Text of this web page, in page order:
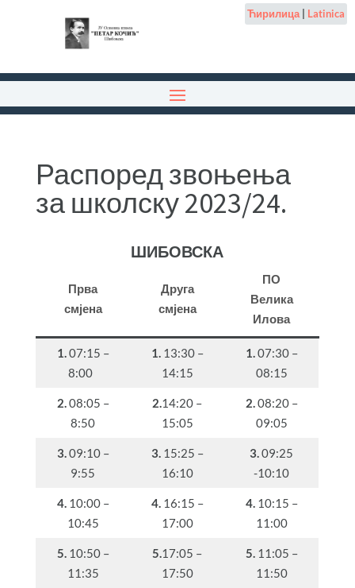
Ћирилица| Latinica
Распоред звоњења
за школску 2023/24.
ШИБОВСКА
Прва
смјена
Друга
смјена
ПО
Велика
Илова
1.07:15 –
8:00
1.13:30 –
14:15
1.07:30 –
08:15
2.08:05 –
8:50
2.14:20 –
15:05
2.08:20 –
09:05
3.09:10 –
9:55
3.15:25 –
16:10
3.09:25
-10:10
4.10:00 –
10:45
4. 16:15 –
17:00
4.10:15 –
11:00
5.10:50 –
11:35
5.17:05 –
17:50
5.11:05 –
11:50